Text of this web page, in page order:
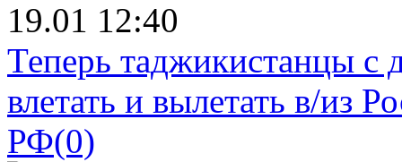
19.01 12:40
Теперь таджикистанцы с
влетать и вылетать в/из
РФ(0)